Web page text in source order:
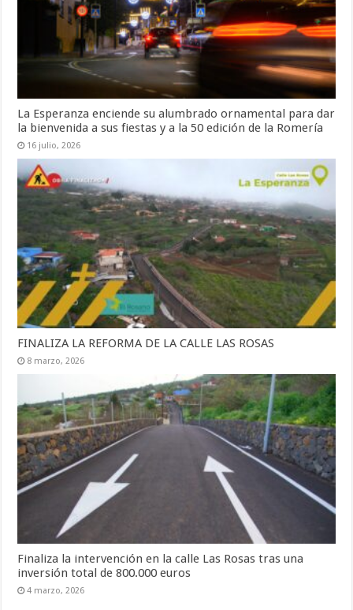
La Esperanza enciende su alumbrado ornamental para dar
la bienvenida a sus fiestas y a la 50 edición de la Romería
16 julio, 2026
FINALIZA LA REFORMA DE LA CALLE LAS ROSAS
8 marzo, 2026
Finaliza la intervención en la calle Las Rosas tras una
inversión total de 800.000 euros
4 marzo, 2026